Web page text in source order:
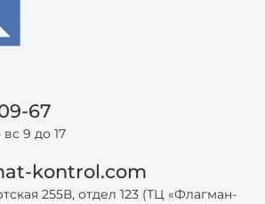
67
вс 9 до 17
kontrol.com
255В, отдел 123 (ТЦ «Флагман-